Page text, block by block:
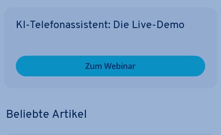
KI-Te­le­fon­as­sis­tent: Die Live-Demo
Zum Webinar
Beliebte Artikel